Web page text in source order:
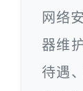
网络
器维
待遇